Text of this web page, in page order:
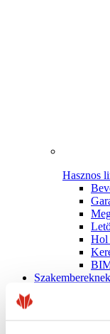
Hasznos
Hol
Szakembereknek